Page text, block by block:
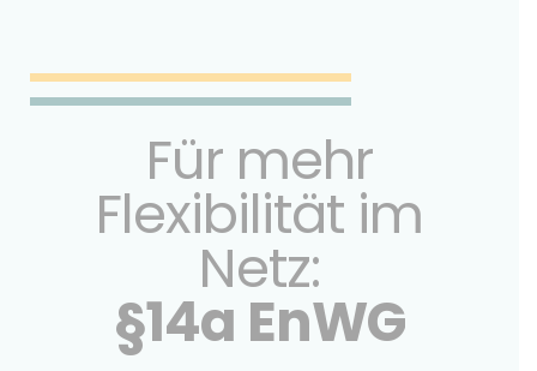
Für mehr
Flexibilität im
Netz:
§14a EnWG